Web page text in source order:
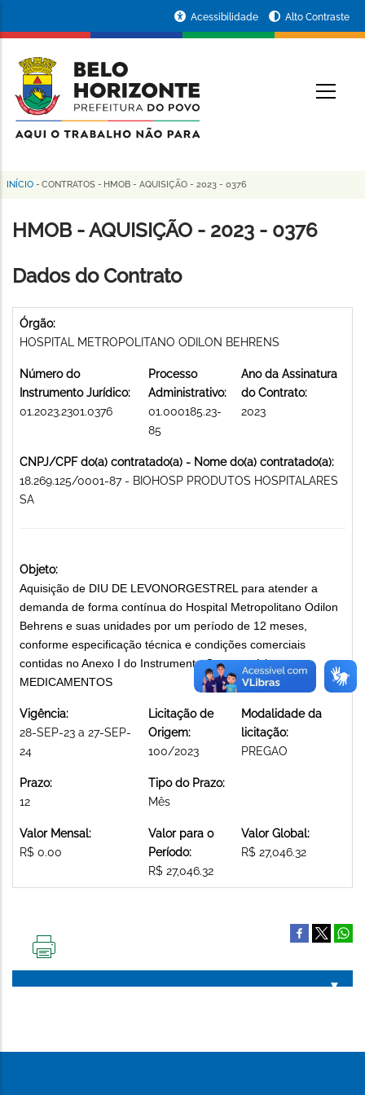
conteúdo
principal
da
Prefeitura
de
Horizonte
Acessibilidade Alto Contraste
Trilha
de
INÍCIO - CONTRATOS - HMOB - AQUISIÇÃO - 2023 - 0376
HMOB - AQUISIÇÃO - 2023 - 0376
Dados do Contrato
Órgão:
HOSPITAL METROPOLITANO ODILON BEHRENS
Número do
Instrumento Jurídico:
01.2023.2301.0376
Processo
Administrativo:
01.000185.23-
85
Ano da Assinatura
do Contrato:
2023
CNPJ/CPF do(a) contratado(a) - Nome do(a) contratado(a):
18.269.125/0001-87 - BIOHOSP PRODUTOS HOSPITALARES
SA
Objeto:
Aquisição de DIU DE LEVONORGESTREL para atender a
demanda de forma contínua do Hospital Metropolitano Odilon
Behrens e suas unidades por um período de 12 meses,
conforme especificação técnica e condições comerciais
contidas no Anexo I do Instrumento Convocatório.
MEDICAMENTOS
Vigência:
28-SEP-23 a 27-SEP-
24
Licitação de
Origem:
100/2023
Modalidade da
licitação:
PREGAO
Prazo:
12
Tipo do Prazo:
Mês
Valor Mensal:
R$ 0.00
Valor para o
Período:
R$ 27,046.32
Valor Global:
R$ 27,046.32
PÁGINA